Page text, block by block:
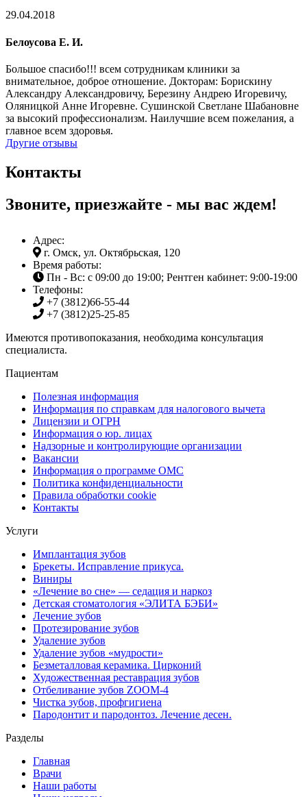
29.04.2018
Белоусова Е. И.
Большое спасибо!!! всем сотрудникам клиники за
внимательное, доброе отношение. Докторам: Борискину
Александру Александровичу, Березину Андрею Игоревичу,
Оляницкой Анне Игоревне. Сушинской Светлане Шабановне
за высокий профессионализм. Наилучшие всем пожелания, а
главное всем здоровья.
Другие отзывы
Контакты
Звоните, приезжайте - мы вас ждем!
Адрес:
г. Омск, ул. Октябрьская, 120
Время работы:
Пн - Вс: с 09:00 до 19:00; Рентген кабинет: 9:00-19:00
Телефоны:
+7 (3812)66-55-44
+7 (3812)25-25-85
Имеются противопоказания, необходима консультация
специалиста.
Пациентам
Полезная информация
Информация по справкам для налогового вычета
Лицензии и ОГРН
Информация о юр. лицах
Надзорные и контролирующие организации
Вакансии
Информация о программе ОМС
Политика конфиденциальности
Правила обработки cookie
Контакты
Услуги
Имплантация зубов
Брекеты. Исправление прикуса.
Виниры
«Лечение во сне» — седация и наркоз
Детская стоматология «ЭЛИТА БЭБИ»
Лечение зубов
Протезирование зубов
Удаление зубов
Удаление зубов «мудрости»
Безметалловая керамика. Цирконий
Художественная реставрация зубов
Отбеливание зубов ZOOM-4
Чистка зубов, профгигиена
Пародонтит и пародонтоз. Лечение десен.
Разделы
Главная
Врачи
Наши работы